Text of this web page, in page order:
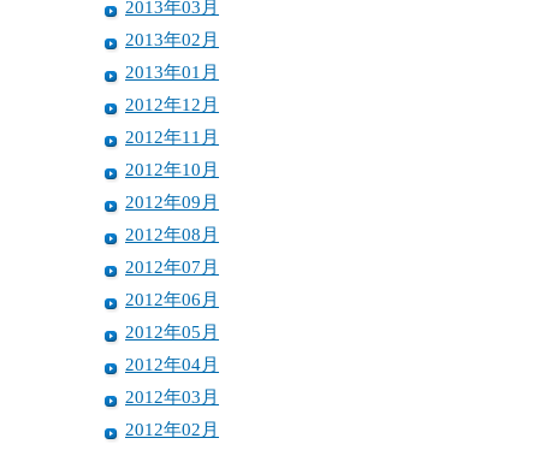
2013年03月
2013年02月
2013年01月
2012年12月
2012年11月
2012年10月
2012年09月
2012年08月
2012年07月
2012年06月
2012年05月
2012年04月
2012年03月
2012年02月